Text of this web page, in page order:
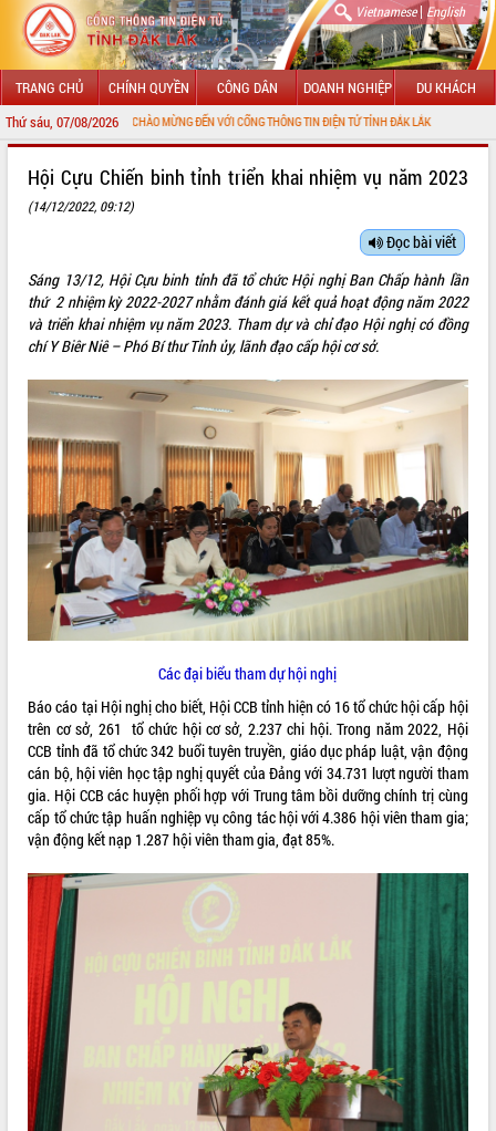
Vietnamese| English
TRANG CHỦ CHÍNH QUYỀN CÔNG DÂN DOANH NGHIỆP DU KHÁCH
Thứ sáu, 07/08/2026CHÀO MỪNG ĐẾN VỚI CỔNG THÔNG TIN ĐIỆN TỬ TỈNH ĐẮK LẮK
LÃNH ĐẠO UBND TỈNH
SỞ, BAN, NGÀNH
UBND CÁC XÃ, PHƯỜNG
THÔNG TIN CHỈ ĐẠO ĐIỀU HÀNH
HỆ THỐNG VĂN BẢN
VĂN BẢN HĐND TỈNH
ĐIỂM TIN VĂN BẢN
QUY HOẠCH - KẾ HOẠCH
VIDEO
Loading the player...
Hội nghị UBND tỉnh Đắk Lắk thường kỳ
tháng 7/2026
Hội Cựu Chiến binh tỉnh triển khai nhiệm vụ năm 2023
(14/12/2022, 09:12)
Đọc bài viết
Sáng 13/12, Hội Cựu binh tỉnh đã tổ chức Hội nghị Ban Chấp hành lần
thứ 2 nhiệm kỳ 2022-2027 nhằm đánh giá kết quả hoạt động năm 2022
và triển khai nhiệm vụ năm 2023. Tham dự và chỉ đạo Hội nghị có đồng
chí Y Biêr Niê – Phó Bí thư Tỉnh ủy, lãnh đạo cấp hội cơ sở.
Các đại biểu tham dự hội nghị
Báo cáo tại Hội nghị cho biết, Hội CCB tỉnh hiện có 16 tổ chức hội cấp hội
trên cơ sở, 261 tổ chức hội cơ sở, 2.237 chi hội. Trong năm 2022, Hội
CCB tỉnh đã tổ chức 342 buổi tuyên truyền, giáo dục pháp luật, vận động
cán bộ, hội viên học tập nghị quyết của Đảng với 34.731 lượt người tham
gia. Hội CCB các huyện phối hợp với Trung tâm bồi dưỡng chính trị cùng
cấp tổ chức tập huấn nghiệp vụ công tác hội với 4.386 hội viên tham gia;
vận động kết nạp 1.287 hội viên tham gia, đạt 85%.